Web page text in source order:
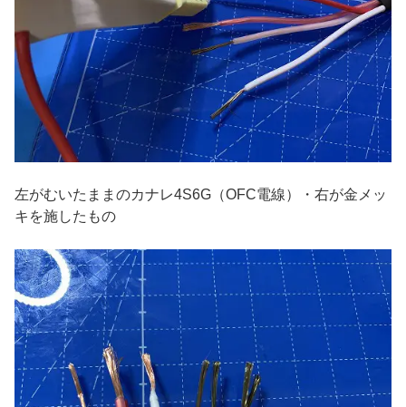
左がむいたままのカナレ4S6G（OFC電線）・右が金メッ
キを施したもの